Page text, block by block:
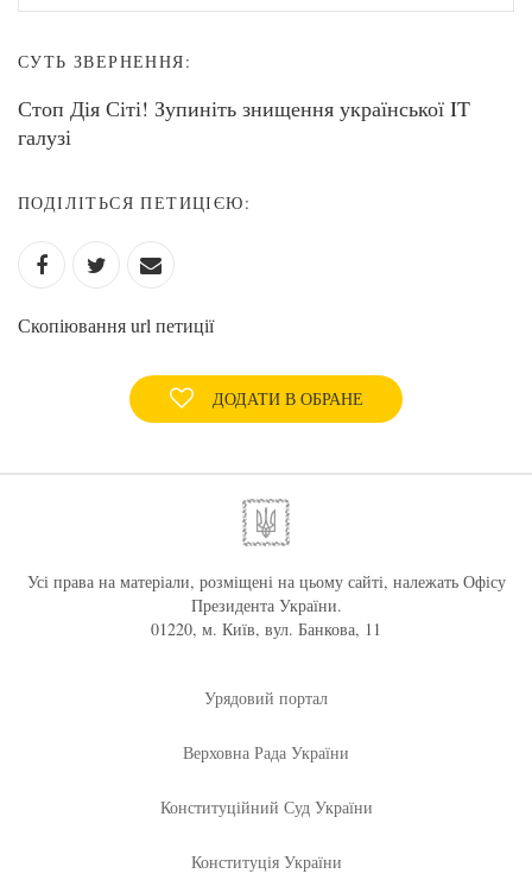
СУТЬ ЗВЕРНЕННЯ:
Стоп Дія Сіті! Зупиніть знищення української IT
галузі
ПОДІЛІТЬСЯ ПЕТИЦІЄЮ:
Скопіювання url петиції
ДОДАТИ В ОБРАНЕ
Усі права на матеріали, розміщені на цьому сайті, належать Офісу
Президента України.
01220, м. Київ, вул. Банкова, 11
Урядовий портал
Верховна Рада України
Конституційний Суд України
Конституція України